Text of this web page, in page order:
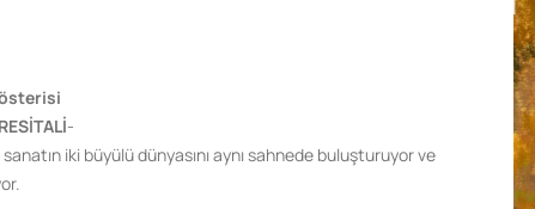
-
iki büyülü dünyasını aynı sahnede buluşturuyor ve